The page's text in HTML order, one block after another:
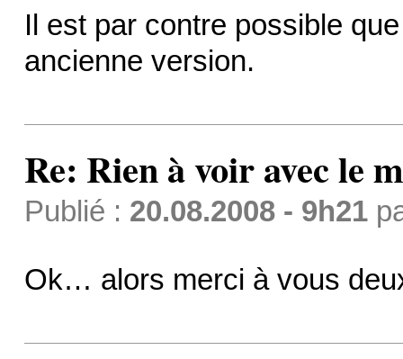
Il est par contre possible
ancienne version.
Re: Rien à voir avec le
Publié : 20.08.2008 - 9h21
Ok… alors merci à vous